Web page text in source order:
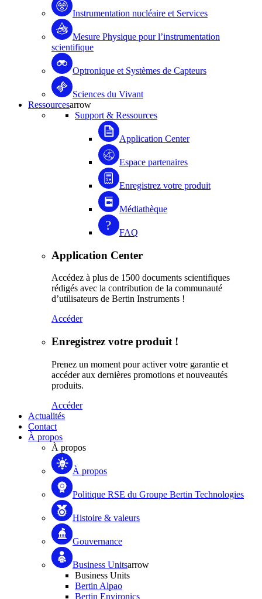
Instrumentation nucléaire et Services
Mesure Physique pour l’instrumentation
scientifique
Optronique et Systèmes de Capteurs
Sciences du Vivant
Ressourcesarrow
Support & Ressources
Application Center
Espace partenaires
Enregistrez votre produit
Médiathèque
FAQ
Application Center
Accédez à plus de 1500 documents scientifiques
rédigés avec la contribution de la communauté
d’utilisateurs de Bertin Instruments !
Accéder
Enregistrez votre produit !
Prenez un moment pour activer votre garantie et
accéder aux dernières promotions et nouveautés
produits.
Accéder
Actualités
Contact
À propos
À propos
À propos
Politique RSE du Groupe Bertin Technologies
Histoire & valeurs
Gouvernance
Business Unitsarrow
Business Units
Bertin Alpao
Bertin Environics